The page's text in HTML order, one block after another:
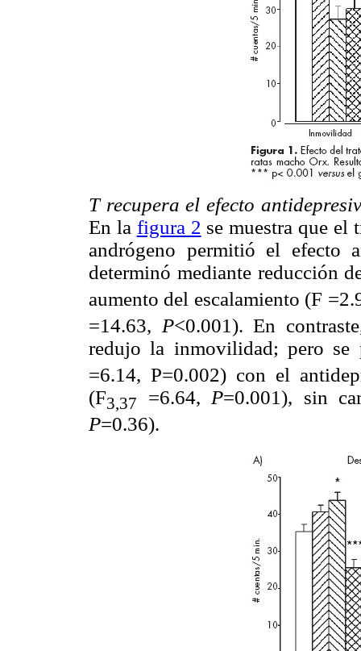
T recupera el efecto
En la figura 2 se muestra que el
andrógeno permitió el efecto
determinó mediante reducción
aumento del escalamiento (F
=14.63, P<0.001). En
redujo la inmovilidad; pero se
=6.14, P=0.002) con el
(F3,37 =6.64, P=0.001), sin
P=0.36).